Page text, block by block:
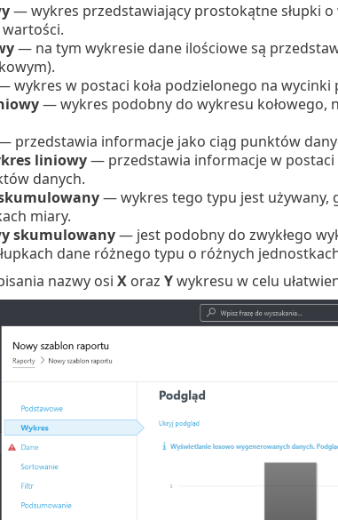
— wykres przedstawiający prostokątne słupki
— na tym wykresie dane ilościowe są
wykres w postaci koła podzielonego na
— wykres podobny do wykresu kołowego,
przedstawia informacje jako ciąg punktów
liniowy— przedstawia informacje w
danych.
— wykres tego typu jest używany,
miary.
skumulowany— jest podobny do zwykłego
dane różnego typu o różnych
nazwy osi Xoraz Ywykresu w celu